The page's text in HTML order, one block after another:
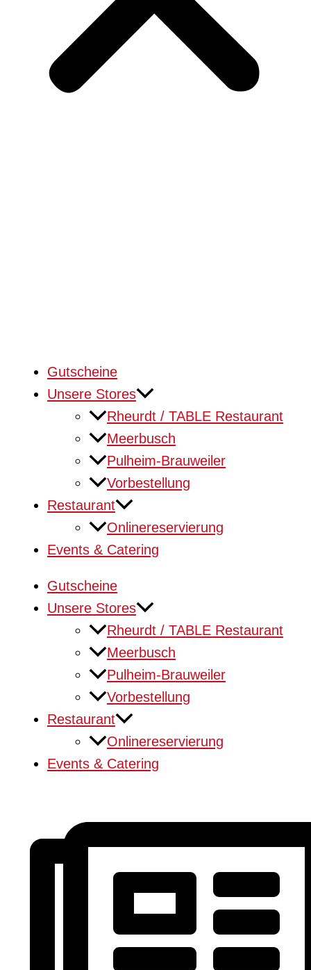
Gutscheine
Unsere Stores
Rheurdt / TABLE Restaurant
Meerbusch
Pulheim-Brauweiler
Vorbestellung
Restaurant
Onlinereservierung
Events & Catering
Gutscheine
Unsere Stores
Rheurdt / TABLE Restaurant
Meerbusch
Pulheim-Brauweiler
Vorbestellung
Restaurant
Onlinereservierung
Events & Catering